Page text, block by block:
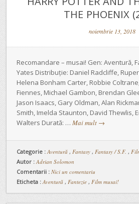
THE PHOENIX
noiembrie 13, 2018
Recomandare – musai! Gen: Aventură,
Yates Distribuție: Daniel Radcliffe,
Helena Bonham Carter, Robbie
Fiennes, Michael Gambon, Brendan
Jason Isaacs, Gary Oldman, Alan
Smith, Imelda Staunton, David Thewlis,
Walters Durată: … Mai mult →
Categorie : Aventură , Fantasy , Fantasy / S.F. ,
Autor : Adrian Solomon
Comentarii : Nici un comentariu
Eticheta : Aventură , Fantezie , Film musai!